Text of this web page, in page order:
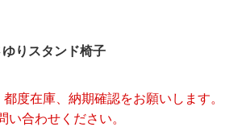
りスタンド椅子
度在庫、納期確認をお願いします。
い合わせください。